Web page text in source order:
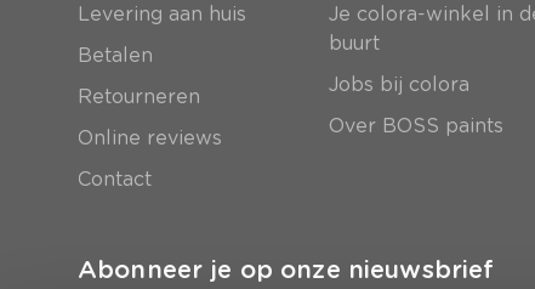
Levering aan huis
Betalen
Retourneren
Online reviews
Contact
Je colora-winkel in
buurt
Jobs bij colora
Over BOSS paints
Abonneer je op onze nieuwsbrief